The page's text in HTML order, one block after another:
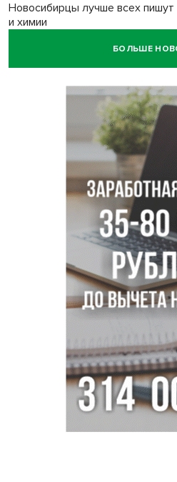
Новосибирцы лучше всех
и химии
БОЛЬШЕ